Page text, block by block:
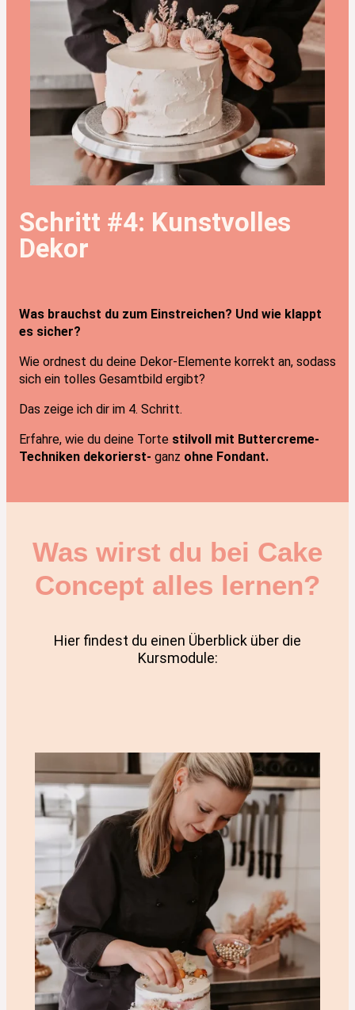
Schritt #4: Kunstvolles
Dekor
Was brauchst du zum Einstreichen? Und wie klappt
es sicher?
Wie ordnest du deine Dekor-Elemente korrekt an, sodass
sich ein tolles Gesamtbild ergibt?
Das zeige ich dir im 4. Schritt.
Erfahre, wie du deine Torte stilvoll mit Buttercreme-
Techniken dekorierst- ganz ohne Fondant.
Was wirst du bei Cake
Concept alles lernen?
Hier findest du einen Überblick über die
Kursmodule: